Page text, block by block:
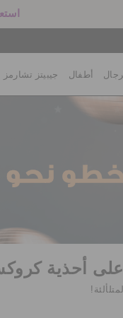
أطفال جيبيتز تشارمز
أحذية